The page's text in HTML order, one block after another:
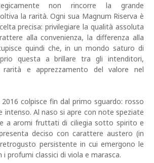
non rincorre la grande
la rarità. Ogni sua Magnum Riserva è
precisa: privilegiare la qualità assoluta
alla convenienza, la differenza alla
quindi che, in un mondo saturo di
questa a brillare tra gli intenditori,
rarità e apprezzamento del valore nel
colpisce fin dal primo sguardo: rosso
intenso. Al naso si apre con note speziate
a aromi fruttati di ciliegia sotto spirito e
deciso con carattere austero (in
persistente in cui emergono le
profumi classici di viola e marasca.